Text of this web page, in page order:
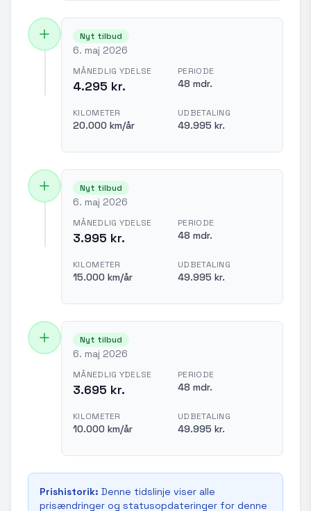
Nyt tilbud
6. maj 2026
MÅNEDLIG YDELSE
4.295 kr.
PERIODE
48 mdr.
KILOMETER
20.000 km/år
UDBETALING
49.995 kr.
Nyt tilbud
6. maj 2026
MÅNEDLIG YDELSE
3.995 kr.
PERIODE
48 mdr.
KILOMETER
15.000 km/år
UDBETALING
49.995 kr.
Nyt tilbud
6. maj 2026
MÅNEDLIG YDELSE
3.695 kr.
PERIODE
48 mdr.
KILOMETER
10.000 km/år
UDBETALING
49.995 kr.
Prishistorik: Denne tidslinje viser alle
prisændringer og statusopdateringer for denne